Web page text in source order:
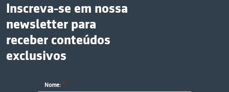
Inscreva-se em nossa
newsletter para
receber conteúdos
exclusivos
Nome: *